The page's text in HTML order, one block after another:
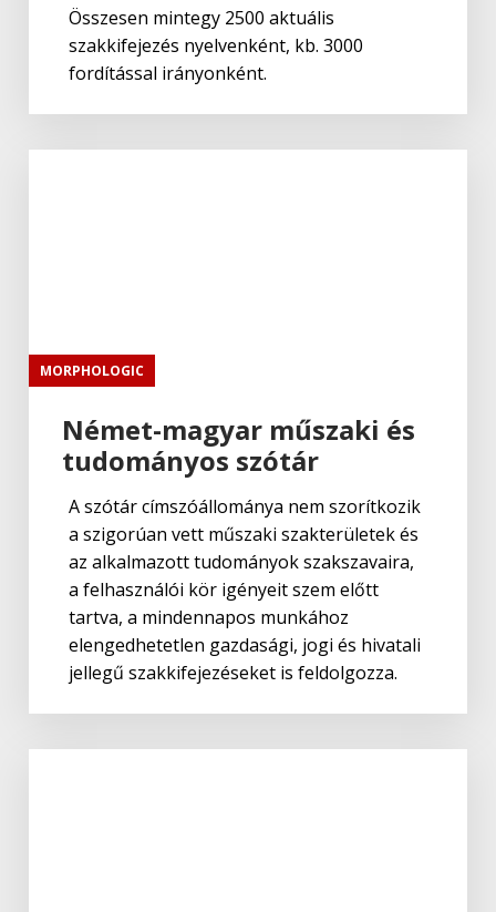
Összesen mintegy 2500 aktuális
szakkifejezés nyelvenként, kb. 3000
fordítással irányonként.
MORPHOLOGIC
Német-magyar műszaki és
tudományos szótár
A szótár címszóállománya nem szorítkozik
a szigorúan vett műszaki szakterületek és
az alkalmazott tudományok szakszavaira,
a felhasználói kör igényeit szem előtt
tartva, a mindennapos munkához
elengedhetetlen gazdasági, jogi és hivatali
jellegű szakkifejezéseket is feldolgozza.